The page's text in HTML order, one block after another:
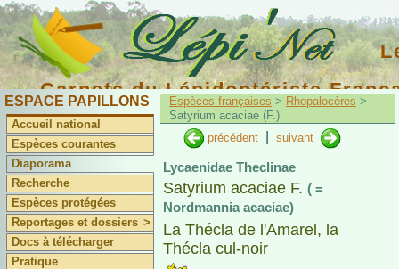
Carnets du Lépidoptériste
ESPACE PAPILLONS
Accueil national
Espèces courantes
Diaporama
Recherche
Espèces protégées
Reportages et dossiers >
Docs à télécharger
Pratique
Espèces françaises > Rhopalocères >
Satyrium acaciae (F.)
précédent
suivant
Lycaenidae Theclinae
Satyrium acaciae F. ( =
Nordmannia acaciae)
La Thécla de l'Amarel, la
Thécla cul-noir